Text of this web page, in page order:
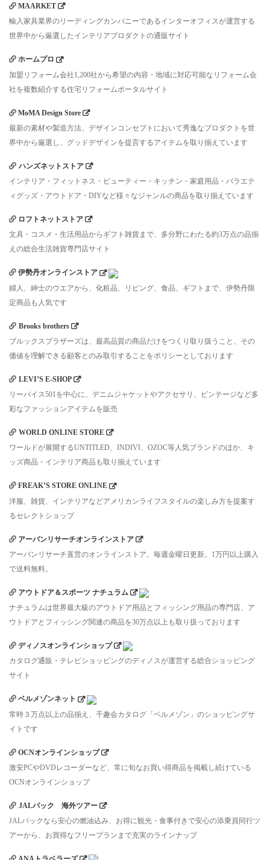
MAARKET
輸入家具業界のリーディングカンパニーであるインターオフィスが運営する
世界中から厳選したインテリアプロダクトの通販サイト
ホームプロ
加盟リフォーム会社1,200社から希望の内容・地域に対応可能なリフォーム会
社を複数紹介する住宅リフォームポータルサイト
MoMA Design Store
最新の素材や製造方法、デザインコンセプトにおいて秀逸なプロダクトを世
界中から厳選し、グッドデザインを提言するアイテムを取り揃えています
ハンズネットストア
インテリア・フィットネス・ビューティー・キッチン・家庭用品・バラエテ
ィグッズ・アウトドア・DIYなど様々なジャンルの商品を取り揃えています
ロフトネットストア
文具・コスメ・生活用品からギフト雑貨まで、多分野にわたる約3万点の品揃
えの総合生活雑貨専門店サイト
伊勢丹オンラインストア
婦人、紳士のウエアから、化粧品、リビング、食品、ギフトまで、伊勢丹限
定商品も人気です
Brooks brothers
ブルックスブラザーズは、最高品質の商品だけをつくり取り扱うこと、その
価値を理解できる顧客とのみ取引することをポリシーとしております
LEVI’S E-SHOP
リーバイス501を中心に、デニムジャケットやアクセサリ、ビンテージなど多
彩なファッションアイテムを販売
WORLD ONLINE STORE
ワールドが展開するUNTITLED、INDIVI、OZOC等人気ブランドのほか、キ
ッズ商品・インテリア商品も取り揃えています
FREAK’S STORE ONLINE
洋服、雑貨、インテリアなどアメリカンライフスタイルの楽しみ方を提案す
るセレクトショップ
アーバンリサーチオンラインストア
アーバンリサーチ直営のオンラインストア。毎週金曜日更新。1万円以上購入
で送料無料。
アウトドア＆スポーツ ナチュラム
ナチュラムは世界最大級のアウトドア用品とフィッシング用品の専門店、ア
ウトドアとフィッシング関連の商品を30万点以上も取り扱っております
ディノスオンラインショップ
カタログ通販・テレビショッピングのディノスが運営する総合ショッピング
サイト
ベルメゾンネット
常時３万点以上の品揃え、千趣会カタログ「ベルメゾン」のショッピングサ
イトです
OCNオンラインショップ
激安PCやDVDレコーダーなど、常に旬なお買い得商品を掲載し続けている
OCNオンラインショップ
JALパック 海外ツアー
JALパックなら安心の燃油込み、お得に観光・食事付きで安心の添乗員同行ツ
アーから、お買得なフリープランまで充実のラインナップ